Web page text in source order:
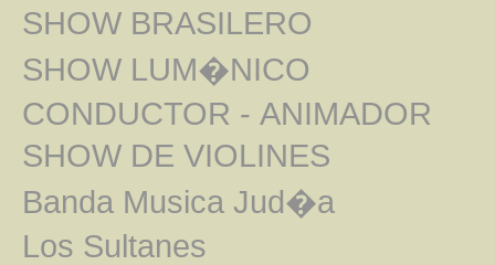
SHOW BRASILERO
SHOW LUM�NICO
CONDUCTOR - ANIMADOR
SHOW DE VIOLINES
Banda Musica Jud�a
Los Sultanes